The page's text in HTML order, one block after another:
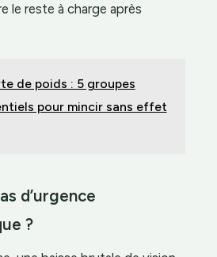
le reste à charge après
de poids : 5 groupes
pour mincir sans effet
d’urgence
?